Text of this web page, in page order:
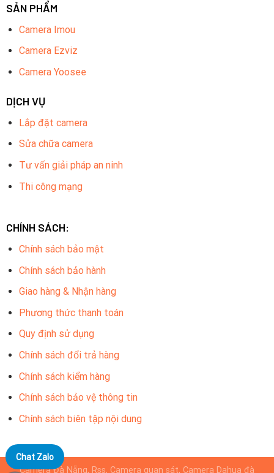
SẢN PHẨM
Camera Imou
Camera Ezviz
Camera Yoosee
DỊCH VỤ
Lắp đặt camera
Sửa chữa camera
Tư vấn giải pháp an ninh
Thi công mạng
CHÍNH SÁCH:
Chính sách bảo mật
Chính sách bảo hành
Giao hàng & Nhận hàng
Phương thức thanh toán
Quy định sử dụng
Chính sách đổi trả hàng
Chính sách kiểm hàng
Chính sách bảo vệ thông tin
Chính sách biên tập nội dung
Camera Đà Nẵng, Rss, Camera quan sát, Camera Dahua đà
Chat Zalo